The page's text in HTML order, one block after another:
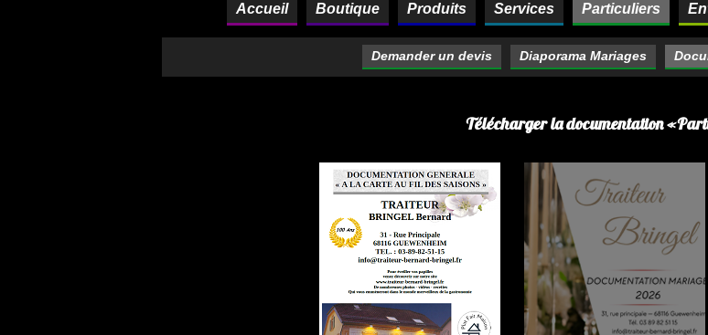
Accueil Boutique Produits Services Particuliers
Demander un devis Diaporama Mariages
Télécharger la documentation